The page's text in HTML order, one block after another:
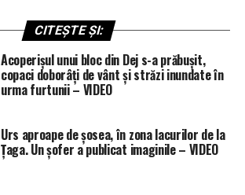
CITEȘTE ȘI:
Acoperișul unui bloc din Dej s-a prăbușit,
copaci doborâți de vânt și străzi inundate în
urma furtunii – VIDEO
Urs aproape de șosea, în zona lacurilor de la
Țaga. Un șofer a publicat imaginile – VIDEO